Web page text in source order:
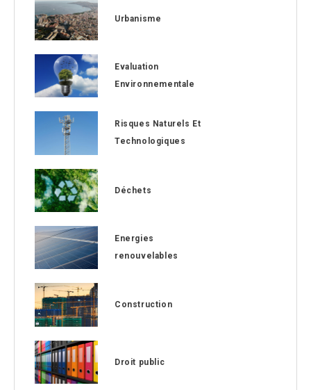
Urbanisme
Evaluation
Environnementale
Risques Naturels Et
Technologiques
Déchets
Energies
renouvelables
Construction
Droit public